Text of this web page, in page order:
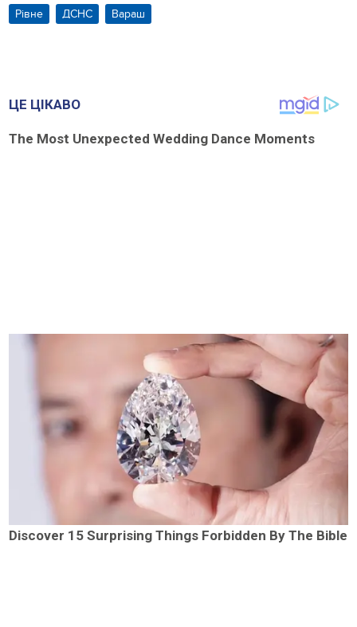
Рівне ДСНС Вараш
ЦЕ ЦІКАВО
The Most Unexpected Wedding Dance Moments
Discover 15 Surprising Things Forbidden By The Bible